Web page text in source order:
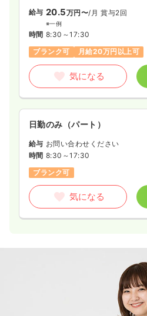
給与 20.5万円〜/月 賞与2回
※一例
時間 8:30～17:30
ブランク可
月給20万円以上可
気になる
日勤のみ（パート）
給与 お問い合わせください
時間 8:30～17:30
ブランク可
気になる